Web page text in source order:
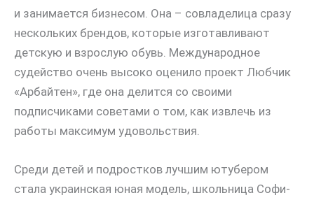
и занимается бизнесом. Она – совладелица сразу
нескольких брендов, которые изготавливают
детскую и взрослую обувь. Международное
судейство очень высоко оценило проект Любчик
«Арбайтен», где она делится со своими
подписчиками советами о том, как извлечь из
работы максимум удовольствия.
Среди детей и подростков лучшим ютубером
стала украинская юная модель, школьница Софи-